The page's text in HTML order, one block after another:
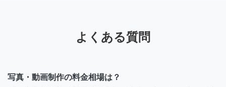
よくある質問
写真・動画制作の料金相場は？